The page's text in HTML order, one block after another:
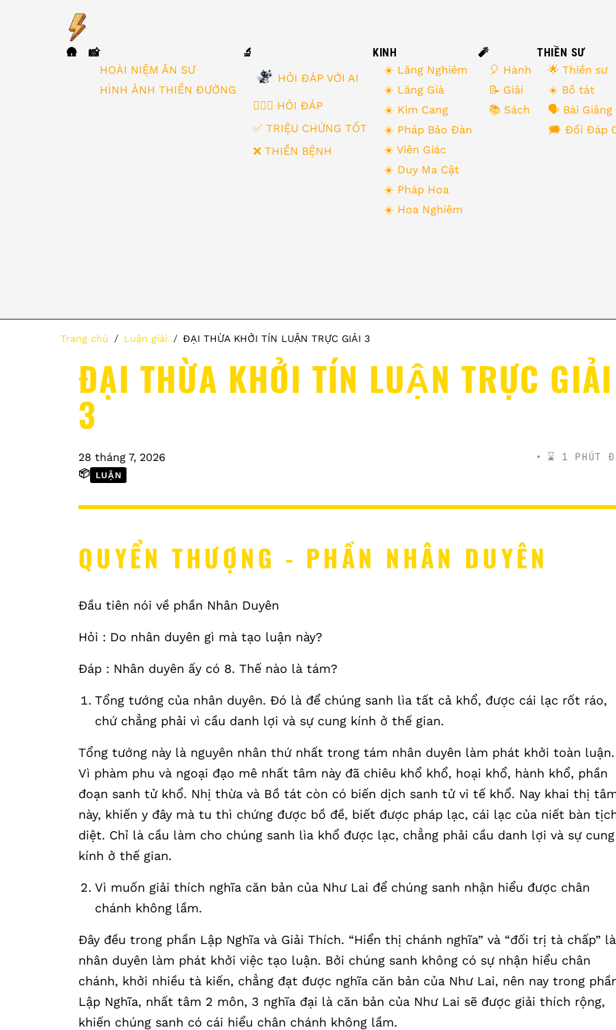
🛖
📸
HOÀI NIỆM ÂN SƯ
HÌNH ẢNH THIỀN ĐƯỜNG
🔬
HỎI ĐÁP VỚI AI
🙋🏻‍♂️ HỎI ĐÁP
✅ TRIỆU CHỨNG TỐT
❌ THIỀN BỆNH
KINH
☀️ Lăng Nghiêm
☀️ Lăng Già
☀️ Kim Cang
☀️ Pháp Bảo Đàn
☀️ Viên Giác
☀️ Duy Ma Cật
☀️ Pháp Hoa
☀️ Hoa Nghiêm
🧨
🎈 Hành
📝 Giải
📚 Sách
THIỀN SƯ
🌟 Thiền sư
☀️ Bồ tát
🗣 Bài Giảng
🗯 Đối Đáp
Trang chủ Luận giải ĐẠI THỪA KHỞI TÍN LUẬN TRỰC GIẢI 3
ĐẠI THỪA KHỞI TÍN LUẬN TRỰC GIẢI
3
28 tháng 7, 2026 ⌛️ 1 PHÚT
📦 LUẬN
QUYỂN THƯỢNG - PHẦN NHÂN DUYÊN
Đầu tiên nói về phần Nhân Duyên
Hỏi : Do nhân duyên gì mà tạo luận này?
Đáp : Nhân duyên ấy có 8. Thế nào là tám?
Tổng tướng của nhân duyên. Đó là để chúng sanh lìa tất cả khổ, được cái lạc rốt ráo,
chứ chẳng phải vì cầu danh lợi và sự cung kính ở thế gian.
Tổng tướng này là nguyên nhân thứ nhất trong tám nhân duyên làm phát khởi toàn luận.
Vì phàm phu và ngoại đạo mê nhất tâm này đã chiêu khổ khổ, hoại khổ, hành khổ, phần
đoạn sanh tử khổ. Nhị thừa và Bồ tát còn có biến dịch sanh tử vi tế khổ. Nay khai thị
này, khiến y đây mà tu thì chứng được bồ đề, biết được pháp lạc, cái lạc của niết bàn
diệt. Chỉ là cầu làm cho chúng sanh lìa khổ được lạc, chẳng phải cầu danh lợi và sự cung
kính ở thế gian.
Vì muốn giải thích nghĩa căn bản của Như Lai để chúng sanh nhận hiểu được chân
chánh không lầm.
Đây đều trong phần Lập Nghĩa và Giải Thích. “Hiển thị chánh nghĩa” và “đối trị tà chấp” là
nhân duyên làm phát khởi việc tạo luận. Bởi chúng sanh không có sự nhận hiểu chân
chánh, khởi nhiều tà kiến, chẳng đạt được nghĩa căn bản của Như Lai, nên nay trong
Lập Nghĩa, nhất tâm 2 môn, 3 nghĩa đại là căn bản của Như Lai sẽ được giải thích rộng,
khiến chúng sanh có cái hiểu chân chánh không lầm.